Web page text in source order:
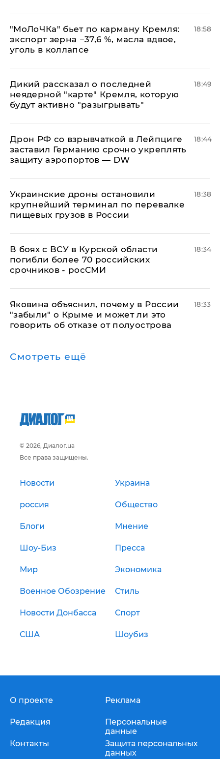
​"МоЛоЧКа" бьет по карману Кремля:
экспорт зерна −37,6 %, масла вдвое,
уголь в коллапсе
18:58
Дикий рассказал о последней
неядерной "карте" Кремля, которую
будут активно "разыгрывать"
18:49
​Дрон РФ со взрывчаткой в Лейпциге
заставил Германию срочно укреплять
защиту аэропортов — DW
18:44
Украинские дроны остановили
крупнейший терминал по перевалке
пищевых грузов в России
18:38
В боях с ВСУ в Курской области
погибли более 70 российских
срочников - росСМИ
18:34
Яковина объяснил, почему в России
"забыли" о Крыме и может ли это
говорить об отказе от полуострова
18:33
Смотреть ещё
© 2026, Диалог.ua
Все права защищены.
Новости Украина
россия Общество
Блоги Мнение
Шоу-Биз Пресса
Мир Экономика
Военное Обозрение Стиль
Новости Донбасса Спорт
США Шоубиз
О проекте
Редакция
Контакты
Реклама
Персональные
данные
Защита персональных
данных